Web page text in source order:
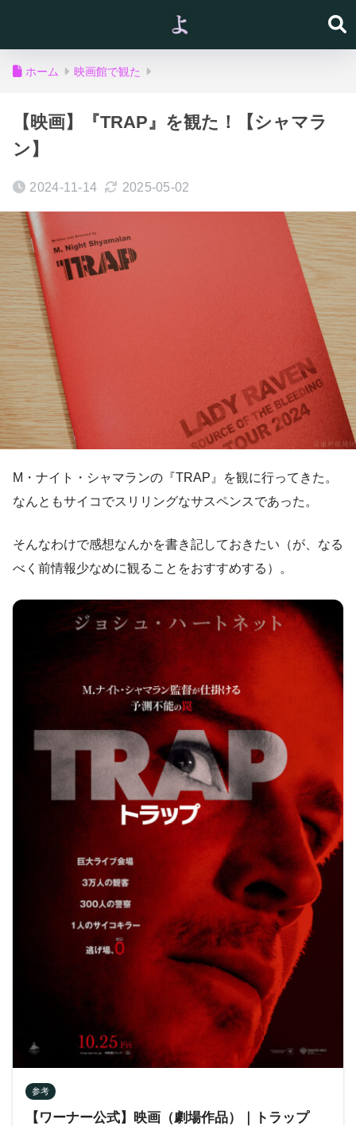
ホーム 映画館で観た
【映画】『TRAP』を観た！【シャマラ
ン】
2024-11-14 2025-05-02
M・ナイト・シャマランの『TRAP』を観に行ってきた。
なんともサイコでスリリングなサスペンスであった。
そんなわけで感想なんかを書き記しておきたい（が、なる
べく前情報少なめに観ることをおすすめする）。
参考
【ワーナー公式】映画（劇場作品）｜トラップ